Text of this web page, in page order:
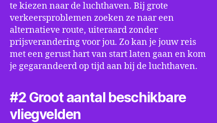
te kiezen naar de luchthaven. Bij grote
verkeersproblemen zoeken ze naar een
alternatieve route, uiteraard zonder
prijsverandering voor jou. Zo kan je jouw reis
met een gerust hart van start laten gaan en kom
je gegarandeerd op tijd aan bij de luchthaven.
#2 Groot aantal beschikbare
vliegvelden